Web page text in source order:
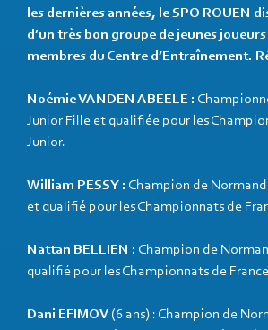
les dernières années, le SPO ROUEN
d’un très bon groupe de jeunes
membres du Centre d’Entraînement.
Noémie VANDEN ABEELE :
Junior Fille et qualifiée pour les
Junior.
William PESSY : Champion de
et qualifié pour les Championnats de
Nattan BELLIEN : Champion de
qualifié pour les Championnats de
Dani EFIMOV (6 ans) : Champion de